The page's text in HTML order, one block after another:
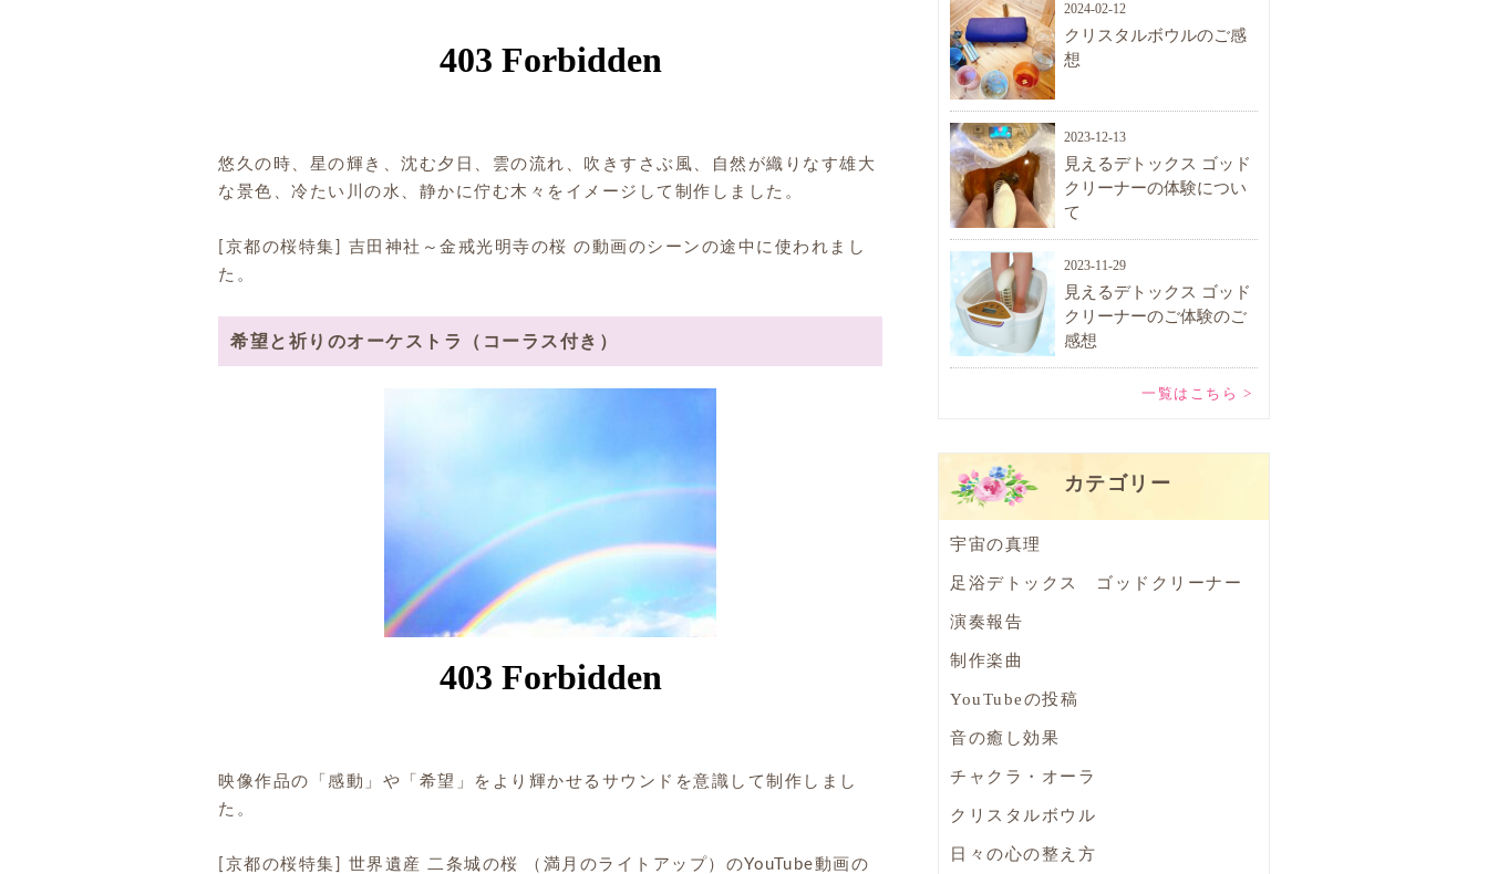
悠久の時、星の輝き、沈む夕日、雲の流れ、吹きすさぶ風、自然が織りなす雄大
な景色、冷たい川の水、静かに佇む木々をイメージして制作しました。
[京都の桜特集] 吉田神社～金戒光明寺の桜 の動画のシーンの途中に使われまし
た。
希望と祈りのオーケストラ（コーラス付き）
映像作品の「感動」や「希望」をより輝かせるサウンドを意識して制作しまし
た。
[京都の桜特集] 世界遺産 二条城の桜 （満月のライトアップ）のYouTube動画の
2024-02-12
クリスタルボウルのご感
想
2023-12-13
見えるデトックス ゴッド
クリーナーの体験につい
て
2023-11-29
見えるデトックス ゴッド
クリーナーのご体験のご
感想
一覧はこちら >
カテゴリー
宇宙の真理
足浴デトックス ゴッドクリーナー
演奏報告
制作楽曲
YouTubeの投稿
音の癒し効果
チャクラ・オーラ
クリスタルボウル
日々の心の整え方